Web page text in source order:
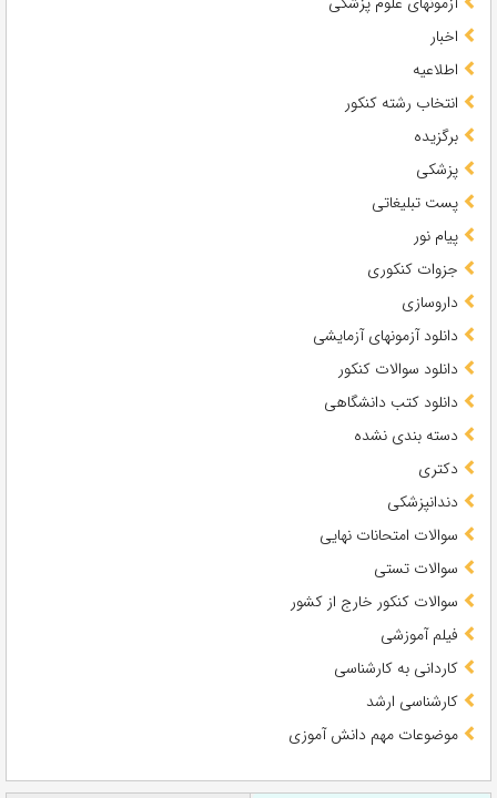
اخبار
اطلاعیه
انتخاب رشته کنکور
برگزیده
پزشکی
پست تبلیغاتی
پیام نور
جزوات کنکوری
داروسازی
دانلود آزمونهای آزمایشی
دانلود سوالات کنکور
دانلود کتب دانشگاهی
دسته بندی نشده
دکتری
دندانپزشکی
سوالات امتحانات نهایی
سوالات تستی
سوالات کنکور خارج از کشور
فیلم آموزشی
کاردانی به کارشناسی
کارشناسی ارشد
موضوعات مهم دانش آموزی